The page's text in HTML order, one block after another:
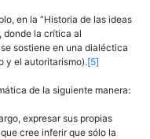
en la “Historia de las ideas
donde la crítica al
sostiene en una dialéctica
y el autoritarismo).[5]
de la siguiente manera:
expresar sus propias
cree inferir que sólo la